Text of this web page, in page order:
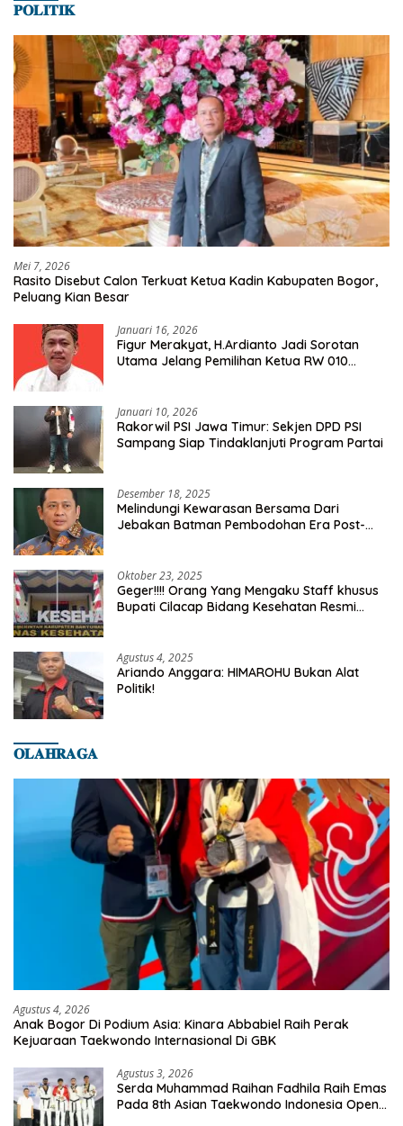
𝐏𝐎𝐋𝐈𝐓𝐈𝐊
Mei 7, 2026
Rasito Disebut Calon Terkuat Ketua Kadin Kabupaten Bogor,
Peluang Kian Besar
Januari 16, 2026
Figur Merakyat, H.Ardianto Jadi Sorotan
Utama Jelang Pemilihan Ketua RW 010
Januari 10, 2026
Rakorwil PSI Jawa Timur: Sekjen DPD PSI
Sampang Siap Tindaklanjuti Program Partai
Desember 18, 2025
Melindungi Kewarasan Bersama Dari
Jebakan Batman Pembodohan Era Post-
Oktober 23, 2025
Geger!!!! Orang Yang Mengaku Staff khusus
Bupati Cilacap Bidang Kesehatan Resmi
Agustus 4, 2025
Ariando Anggara: HIMAROHU Bukan Alat
Politik!
𝐎𝐋𝐀𝐇𝐑𝐀𝐆𝐀
Agustus 4, 2026
Anak Bogor Di Podium Asia: Kinara Abbabiel Raih Perak
Kejuaraan Taekwondo Internasional Di GBK
Agustus 3, 2026
Serda Muhammad Raihan Fadhila Raih Emas
Pada 8th Asian Taekwondo Indonesia Open